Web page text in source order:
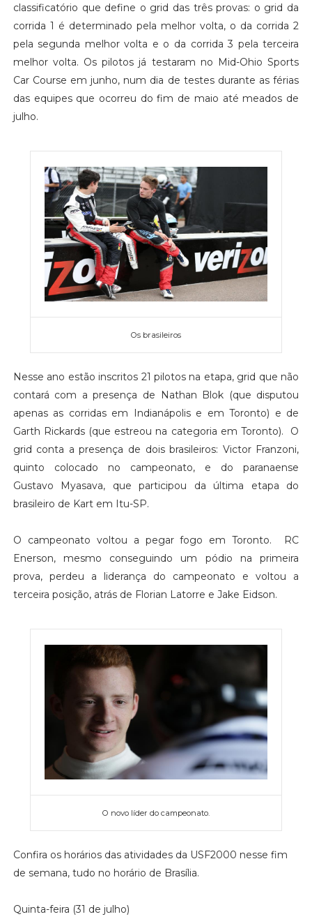
classificatório que define o grid das três provas: o grid da
corrida 1 é determinado pela melhor volta, o da corrida 2
pela segunda melhor volta e o da corrida 3 pela terceira
melhor volta. Os pilotos já testaram no Mid-Ohio Sports
Car Course em junho, num dia de testes durante as férias
das equipes que ocorreu do fim de maio até meados de
julho.
Os brasileiros
Nesse ano estão inscritos 21 pilotos na etapa, grid que não
contará com a presença de Nathan Blok (que disputou
apenas as corridas em Indianápolis e em Toronto) e de
Garth Rickards (que estreou na categoria em Toronto). O
grid conta a presença de dois brasileiros: Victor Franzoni,
quinto colocado no campeonato, e do paranaense
Gustavo Myasava, que participou da última etapa do
brasileiro de Kart em Itu-SP.
O campeonato voltou a pegar fogo em Toronto. RC
Enerson, mesmo conseguindo um pódio na primeira
prova, perdeu a liderança do campeonato e voltou a
terceira posição, atrás de Florian Latorre e Jake Eidson.
O novo líder do campeonato.
Confira os horários das atividades da USF2000 nesse fim
de semana, tudo no horário de Brasília.
Quinta-feira (31 de julho)